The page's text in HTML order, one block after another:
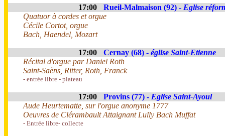
17:00 Rueil-Malmaison (92) - Eglise
Quatuor à cordes et orgue
Cécile Cortot, orgue
Bach, Haendel, Mozart
17:00 Cernay (68) - église Saint-Etienne
Récital d'orgue par Daniel Roth
Saint-Saëns, Ritter, Roth, Franck
- entrée libre - plateau
17:00 Provins (77) - Eglise Saint-Ayoul
Aude Heurtematte, sur l'orgue anonyme 1777
Oeuvres de Clérambault Attaignant Lully Bach Muffat
- Entrée libre- collecte